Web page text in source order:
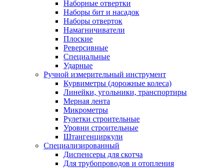
Наборные отвертки
Наборы бит и насадок
Наборы отверток
Намагничиватели
Плоские
Реверсивные
Специальные
Ударные
Ручной измерительный инструмент
Курвиметры (дорожные колеса)
Линейки, угольники, транспортиры
Мерная лента
Микрометры
Рулетки строительные
Уровни строительные
Штангенциркули
Специализированный
Диспенсеры для скотча
Для трубопроводов и отопления